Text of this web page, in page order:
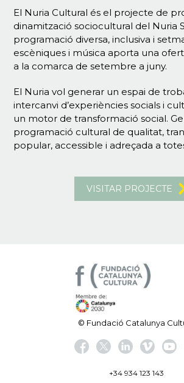
El Nuria Cultural és el projecte de
dinamització sociocultural del Nuria
programació diversa, inclusiva i
escèniques i música aporta una
a la comarca de setembre a juny.
El Nuria vol generar un espai de
intercanvi d’experiències socials i
un motor de transformació social.
programació cultural de qualitat,
popular, accessible i adreçada a
VISITAR PROJECTE
© Fundació Catalunya
+34 934 123 143